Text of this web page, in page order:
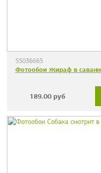
55036665
Фотообои Жираф в
189.00 руб